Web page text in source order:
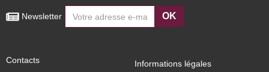
Newsletter OK
Contacts
Informations légales